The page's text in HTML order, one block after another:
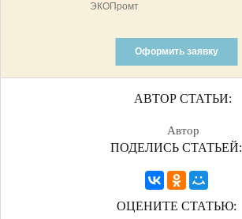
ЭКОПромт
Оформить заявку
АВТОР СТАТЬИ:
Автор
ПОДЕЛИСЬ СТАТЬЕЙ:
ОЦЕНИТЕ СТАТЬЮ: